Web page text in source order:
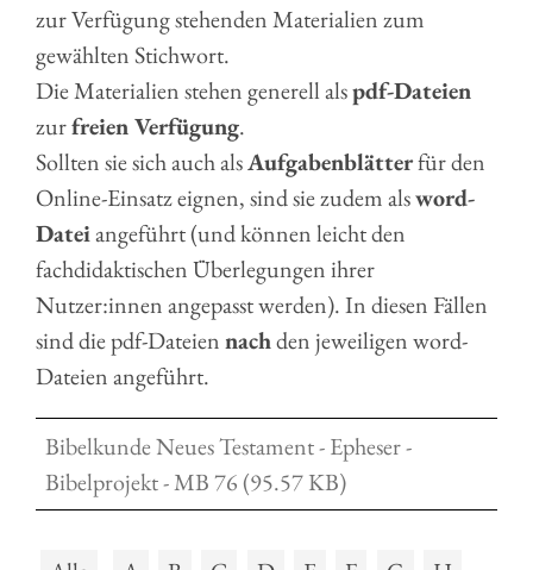
zur Verfügung stehenden Materialien zum
gewählten Stichwort.
Die Materialien stehen generell alspdf-Dateien
zurfreien Verfügung.
Sollten sie sich auch alsAufgabenblätterfür den
Online-Einsatz eignen, sind sie zudem alsword-
Dateiangeführt (und können leicht den
fachdidaktischen Überlegungen ihrer
Nutzer:innen angepasst werden). In diesen Fällen
sind die pdf-Dateiennachden jeweiligen word-
Dateien angeführt.
Bibelkunde Neues Testament - Epheser -
Bibelprojekt - MB 76 (95.57 KB)